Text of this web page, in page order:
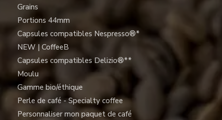
Grains
Portions 44mm
Capsules compatibles Nespresso®*
NEW | CoffeeB
Capsules compatibles Delizio®**
Moulu
Gamme bio/éthique
Perle de café - Specialty coffee
Personnaliser mon paquet de café